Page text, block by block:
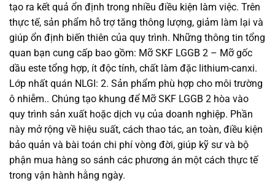
tạo ra kết quả ổn định trong nhiều điều kiện làm việc. Trên
thực tế, sản phẩm hỗ trợ tăng thông lượng, giảm làm lại và
giúp ổn định biến thiên của quy trình. Những thông tin tổng
quan bạn cung cấp bao gồm: Mỡ SKF LGGB 2 – Mỡ gốc
dầu este tổng hợp, ít độc tính, chất làm đặc lithium-canxi.
Lớp nhất quán NLGI: 2. Sản phẩm phù hợp cho môi trường
ô nhiễm.. Chúng tạo khung để Mỡ SKF LGGB 2 hòa vào
quy trình sản xuất hoặc dịch vụ của doanh nghiệp. Phần
này mở rộng về hiệu suất, cách thao tác, an toàn, điều kiện
bảo quản và bài toán chi phí vòng đời, giúp kỹ sư và bộ
phận mua hàng so sánh các phương án một cách thực tế
trong vận hành hằng ngày.